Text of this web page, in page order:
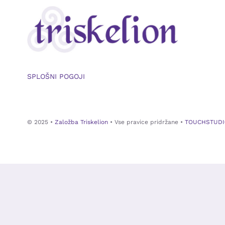
SPLOŠNI POGOJI
© 2025 • Založba Triskelion• Vse pravice pridržane •